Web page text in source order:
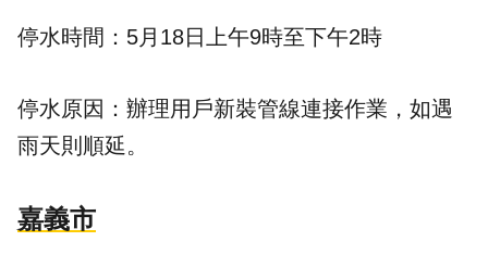
停水時間：5月18日上午9時至下午2時
停水原因：辦理用戶新裝管線連接作業，如遇
雨天則順延。
嘉義市